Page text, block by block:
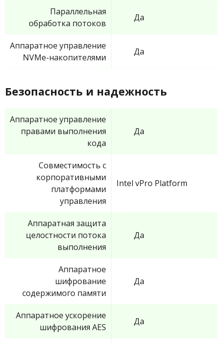
Параллельная
обработка потоков
Да
Аппаратное управление
NVMe-накопителями
Да
Безопасность и надежность
Аппаратное управление
правами выполнения
кода
Да
Совместимость с
корпоративными
платформами
управления
Intel vPro Platform
Аппаратная защита
целостности потока
выполнения
Да
Аппаратное
шифрование
содержимого памяти
Да
Аппаратное ускорение
шифрования AES
Да